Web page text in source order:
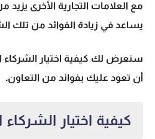
مع العلامات التجارية الأخرى
يساعد في زيادة الفوائد من تلك
سنعرض لك كيفية اختيار
أن تعود عليك بفوائد من التعاون.
كيفية اختيار